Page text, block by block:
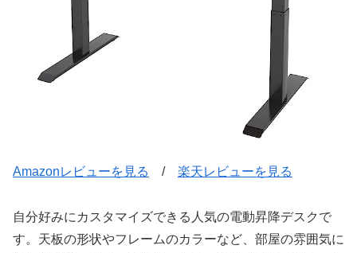
Amazonレビューを見る / 楽天レビューを見る
自分好みにカスタマイズできる人気の電動昇降デスクで
す。天板の形状やフレームのカラーなど、部屋の雰囲気に